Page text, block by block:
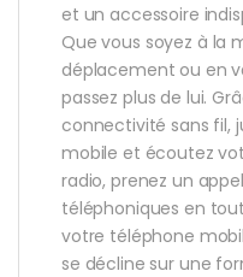
et un accessoire
Que vous soyez à la
déplacement ou en
passez plus de lui.
connectivité sans fil,
mobile et écoutez
radio, prenez un
téléphoniques en
votre téléphone
se décline sur une